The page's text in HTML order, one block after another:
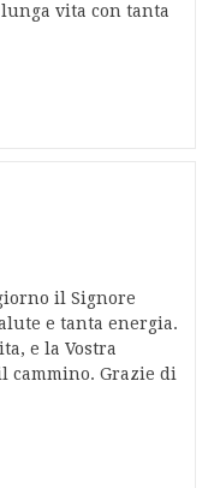
vita con tanta
il Signore
e tanta energia.
e la Vostra
cammino. Grazie di